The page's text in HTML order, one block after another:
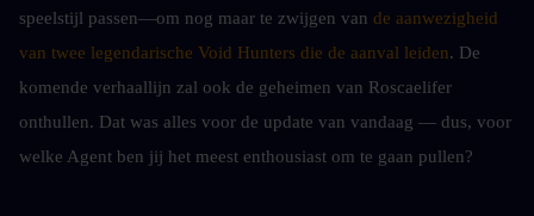
speelstijl passen—om nog maar te zwijgen van de aanwezigheid
van twee legendarische Void Hunters die de aanval leiden. De
komende verhaallijn zal ook de geheimen van Roscaelifer
onthullen. Dat was alles voor de update van vandaag — dus, voor
welke Agent ben jij het meest enthousiast om te gaan pullen?